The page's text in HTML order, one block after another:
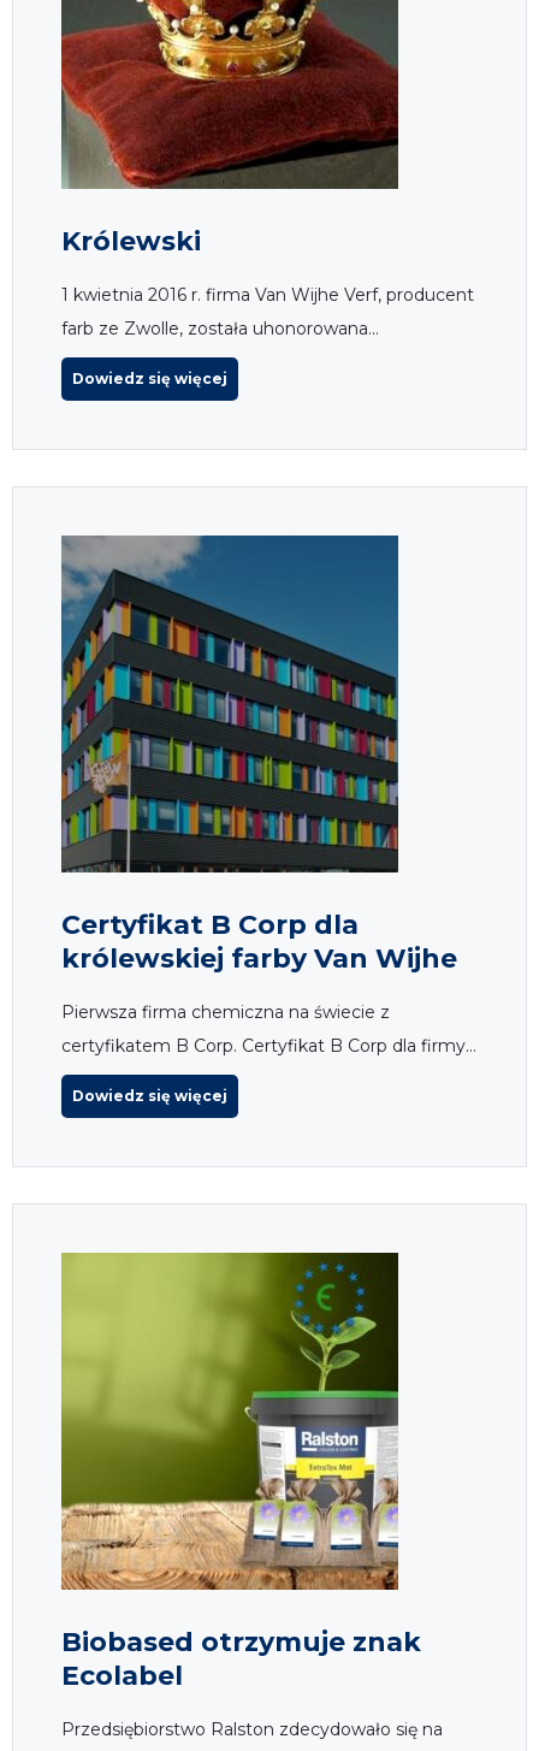
Królewski
1 kwietnia 2016 r. firma Van Wijhe Verf, producent
farb ze Zwolle, została uhonorowana...
Dowiedz się więcej
Certyfikat B Corp dla
królewskiej farby Van Wijhe
Pierwsza firma chemiczna na świecie z
certyfikatem B Corp. Certyfikat B Corp dla firmy...
Dowiedz się więcej
Biobased otrzymuje znak
Ecolabel
Przedsiębiorstwo Ralston zdecydowało się na